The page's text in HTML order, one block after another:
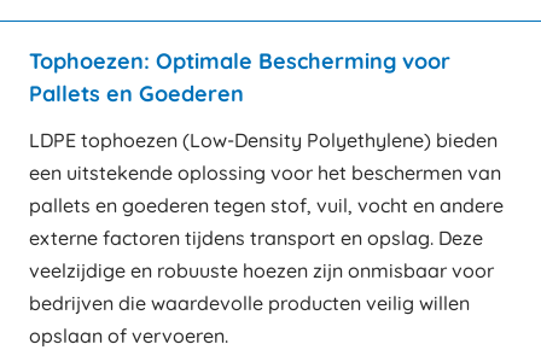
Tophoezen: Optimale Bescherming voor
Pallets en Goederen
LDPE tophoezen (Low-Density Polyethylene) bieden
een uitstekende oplossing voor het beschermen van
pallets en goederen tegen stof, vuil, vocht en andere
externe factoren tijdens transport en opslag. Deze
veelzijdige en robuuste hoezen zijn onmisbaar voor
bedrijven die waardevolle producten veilig willen
opslaan of vervoeren.